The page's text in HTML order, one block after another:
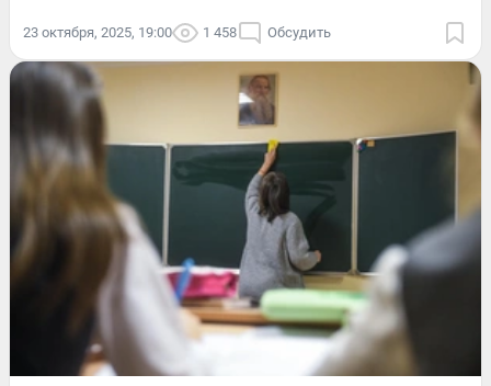
23 октября, 2025, 19:00 1 458 Обсудить